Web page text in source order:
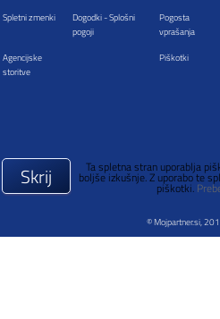
Spletni zmenki
Dogodki - Splošni
pogoji
Pogosta
vprašanja
Agencijske
storitve
Piškotki
Skrij Ta spletna stran uporablja
boljše izkušnje. Z uporabo te
piškotki.
© Mojpartner.si,